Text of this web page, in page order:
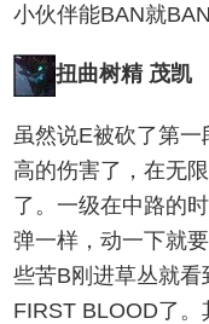
小伙伴能BAN就BAN
扭曲树精 茂凯
虽然说E被砍了第
高的伤害了，在无
了。一级在中路的
弹一样，动一下就
些苦B刚进草丛就
FIRST BLOOD了